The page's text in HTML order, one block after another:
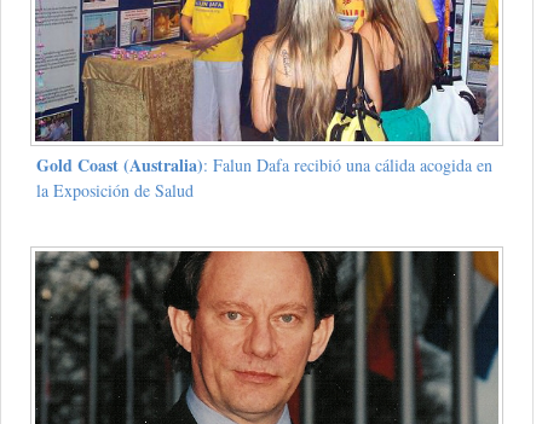
Gold Coast (Australia): Falun Dafa recibió una cálida acogida en
la Exposición de Salud